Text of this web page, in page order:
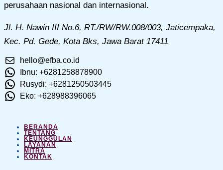
perusahaan nasional dan internasional.
Jl. H. Nawin III No.6, RT./RW/RW.008/003, Jaticempaka,
Kec. Pd. Gede, Kota Bks, Jawa Barat 17411
hello@efba.co.id
Ibnu: +6281258878900
Rusydi: +6281250503445
Eko: +628988396065
BERANDA
TENTANG
KEUNGGULAN
LAYANAN
MITRA
KONTAK